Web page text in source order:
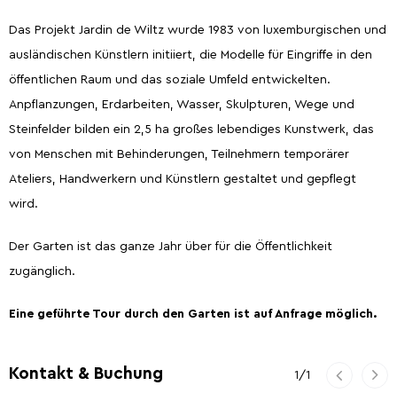
Das Projekt Jardin de Wiltz wurde 1983 von luxemburgischen und
ausländischen Künstlern initiiert, die Modelle für Eingriffe in den
öffentlichen Raum und das soziale Umfeld entwickelten.
Anpflanzungen, Erdarbeiten, Wasser, Skulpturen, Wege und
Steinfelder bilden ein 2,5 ha großes lebendiges Kunstwerk, das
von Menschen mit Behinderungen, Teilnehmern temporärer
Ateliers, Handwerkern und Künstlern gestaltet und gepflegt
wird.
Der Garten ist das ganze Jahr über für die Öffentlichkeit
zugänglich.
Eine geführte Tour durch den Garten ist auf Anfrage möglich.
Kontakt & Buchung 1 / 1
Vorherige